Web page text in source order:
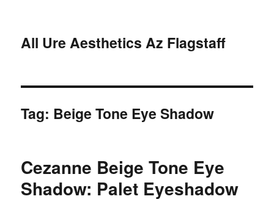
All Ure Aesthetics Az Flagstaff
Tag: Beige Tone Eye Shadow
Cezanne Beige Tone Eye
Shadow: Palet Eyeshadow